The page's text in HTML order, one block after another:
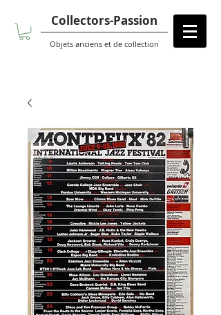
Collectors-Passion
Objets anciens et de collection